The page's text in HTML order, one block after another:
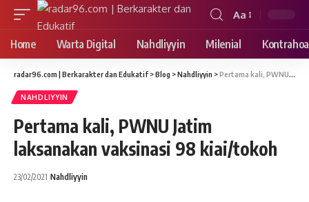
Font
Resizer
Aa
Home Warta Digital Nahdliyyin Milenial
radar96.com | Berkarakter dan Edukatif >Blog >Nahdliyyin >Pertama kali, PWNU Jatim laksanakan vaksinasi 98 kiai/tokoh
NAHDLIYYIN
Pertama kali, PWNU Jatim
laksanakan vaksinasi 98 kiai/tokoh
23/02/2021 Nahdliyyin